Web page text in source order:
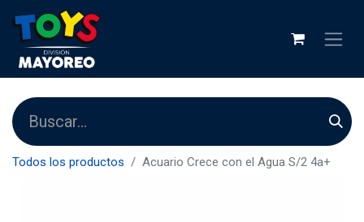
Todos los productos Acuario Crece con el Agua S/2 4a+